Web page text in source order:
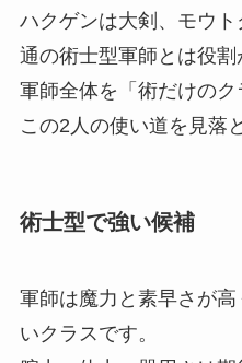
ハクゲンは大剣、モウ
通の術士型軍師とは役割
軍師全体を「術だけのク
この2人の使い道を見落
術士型で強い候補
軍師は魔力と素早さが
いクラスです。